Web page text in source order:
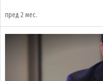
пред 2 мес.